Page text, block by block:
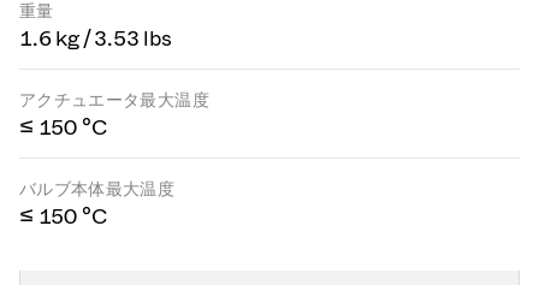
重量
1.6 kg / 3.53 lbs
アクチュエータ最大温度
≤ 150 °C
バルブ本体最大温度
≤ 150 °C